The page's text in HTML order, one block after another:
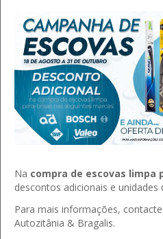
Na compra de escovas limpa
descontos adicionais e unidades
Para mais informações,
Autozitânia & Bragalis.